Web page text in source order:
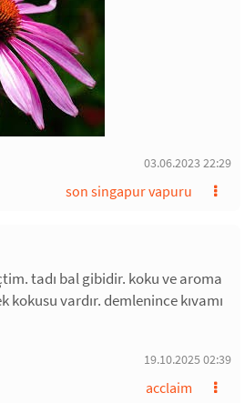
03.06.2023 22:29
son singapur vapuru
tadı bal gibidir. koku ve aroma
vardır. demlenince kıvamı
19.10.2025 02:39
acclaim